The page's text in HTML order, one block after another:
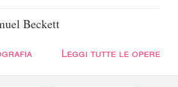
Beckett
Leggi tutte le opere